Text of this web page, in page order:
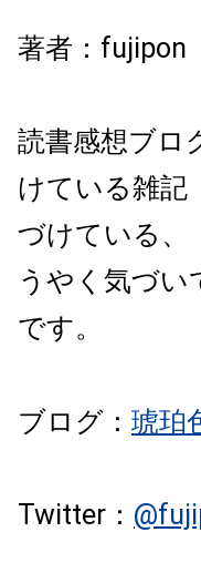
著者： fujipon
読書感想ブロ
けている雑記
づけている、
うやく気づい
です。
ブログ： 琥珀
Twitter： @